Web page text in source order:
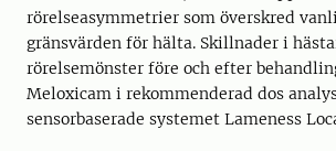
rörelseasymmetrier som överskred
gränsvärden för hälta. Skillnader i
rörelsemönster före och efter
Meloxicam i rekommenderad dos
sensorbaserade systemet Lameness